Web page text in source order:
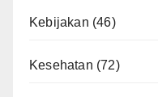
Kebijakan (46)
Kesehatan (72)